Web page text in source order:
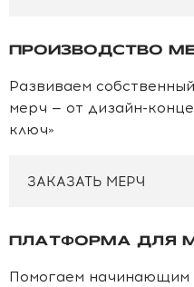
ПРОИЗВОДСТВО
Развиваем
мерч — от дизайн-
ключ»
ЗАКАЗАТЬ МЕРЧ
ПЛАТФОРМА ДЛЯ
Помогаем начинающим